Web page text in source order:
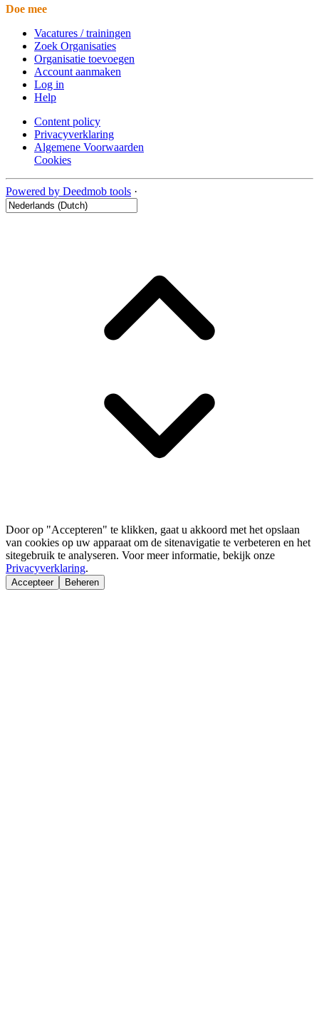
Doe mee
Vacatures / trainingen
Zoek Organisaties
Organisatie toevoegen
Account aanmaken
Log in
Help
Content policy
Privacyverklaring
Algemene Voorwaarden
Cookies
Powered by Deedmob tools ·
Door op "Accepteren" te klikken, gaat u akkoord met het opslaan
van cookies op uw apparaat om de sitenavigatie te verbeteren en het
sitegebruik te analyseren. Voor meer informatie, bekijk onze
Privacyverklaring.
Accepteer Beheren